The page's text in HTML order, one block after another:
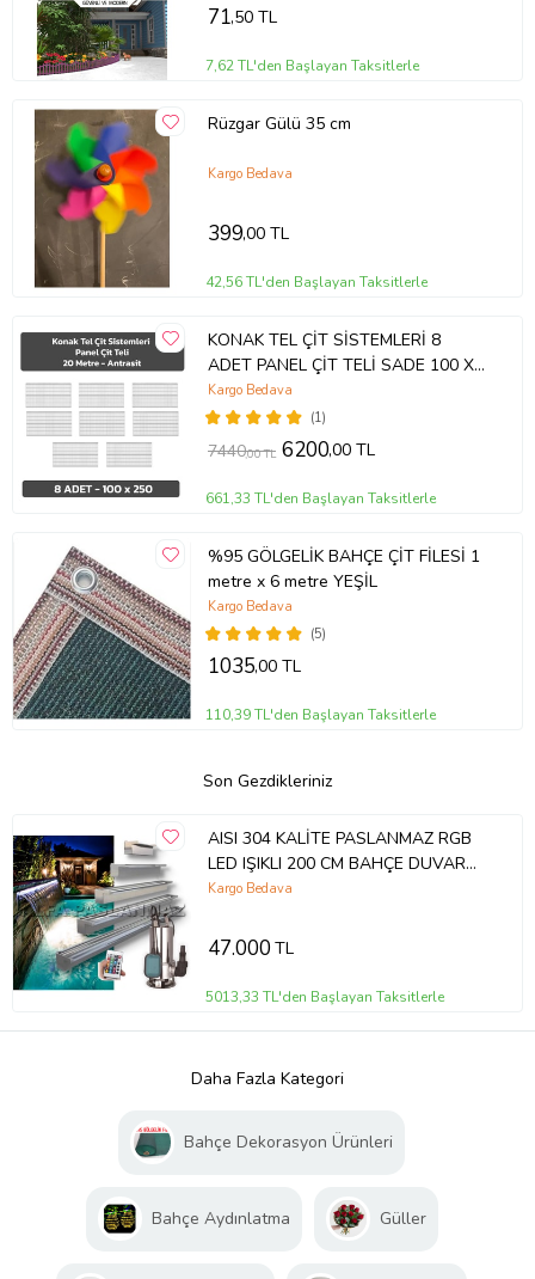
71,50 TL
7,62 TL'den Başlayan Taksitlerle
Rüzgar Gülü 35 cm
Kargo Bedava
399,00 TL
42,56 TL'den Başlayan Taksitlerle
KONAK TEL ÇİT SİSTEMLERİ 8
ADET PANEL ÇİT TELİ SADE 100 X
250 CM (Antrasit)
(1)
Kargo Bedava
7440,00 TL 6200,00 TL
661,33 TL'den Başlayan Taksitlerle
%95 GÖLGELİK BAHÇE ÇİT FİLESİ 1
metre x 6 metre YEŞİL
(5)
Kargo Bedava
1035,00 TL
110,39 TL'den Başlayan Taksitlerle
Son Gezdikleriniz
AISI 304 KALİTE PASLANMAZ RGB
LED IŞIKLI 200 CM BAHÇE DUVAR
SÜS ŞELALESİ + POMPA DAHİL SET
Kargo Bedava
47.000TL
5013,33 TL'den Başlayan Taksitlerle
Daha Fazla Kategori
Bahçe Dekorasyon Ürünleri
Bahçe Aydınlatma Güller